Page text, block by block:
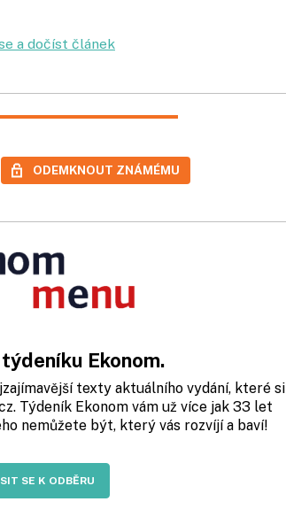
a dočíst článek
ODEMKNOUT ZNÁMÉMU
Ekonom.
texty aktuálního vydání, které si
Týdeník Ekonom vám už více jak 33 let
nemůžete být, který vás rozvíjí a baví!
SE K ODBĚRU